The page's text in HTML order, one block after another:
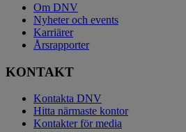
Om DNV
Nyheter och events
Karriärer
Årsrapporter
KONTAKT
Kontakta DNV
Hitta närmaste kontor
Kontakter för media